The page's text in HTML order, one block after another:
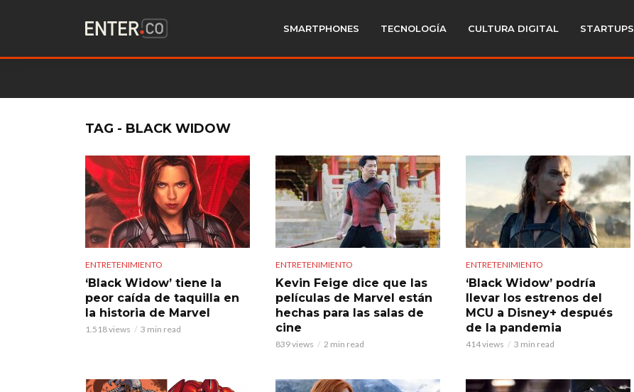
SMARTPHONES TECNOLOGÍA CULTURA DIGITAL STARTUPS
TAG - BLACK WIDOW
ENTRETENIMIENTO
‘Black Widow’ tiene la
peor caída de taquilla en
la historia de Marvel
1.518 views 3 min read
ENTRETENIMIENTO
Kevin Feige dice que las
películas de Marvel están
hechas para las salas de
cine
839 views 2 min read
ENTRETENIMIENTO
‘Black Widow’ podría
llevar los estrenos del
MCU a Disney+ después
de la pandemia
414 views 3 min read